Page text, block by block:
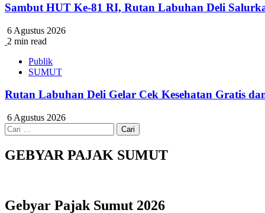
Sambut HUT Ke-81 RI, Rutan Labuhan Deli
6 Agustus 2026
2 min read
Publik
SUMUT
Rutan Labuhan Deli Gelar Cek Kesehatan Gratis
6 Agustus 2026
Cari
untuk:
GEBYAR PAJAK SUMUT
Gebyar Pajak Sumut 2026